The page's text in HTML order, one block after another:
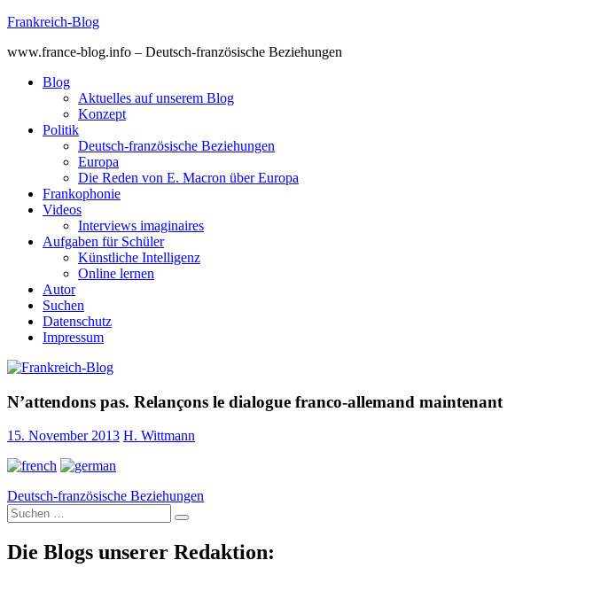
Skip
content
Frankreich-Blog
www.france-blog.info – Deutsch-französische Beziehungen
Blog
Aktuelles auf unserem Blog
Konzept
Politik
Deutsch-französische Beziehungen
Europa
Die Reden von E. Macron über Europa
Frankophonie
Videos
Interviews imaginaires
Aufgaben für Schüler
Künstliche Intelligenz
Online lernen
Autor
Suchen
Datenschutz
Impressum
N’attendons pas. Relançons le dialogue franco-allemand maintenant
15. November 2013 H. Wittmann
Deutsch-französische Beziehungen
Suche
nach:
Die Blogs unserer Redaktion: